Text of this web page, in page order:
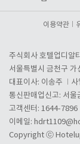
이용약관
주식회사 호텔업디알티
서울특별시 금천구
대표이사: 이송주
통신판매업신고: 서울
고객센터: 1644-7896
이메일:
Copyright ⓒ